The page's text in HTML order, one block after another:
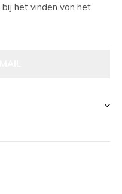
het vinden van het